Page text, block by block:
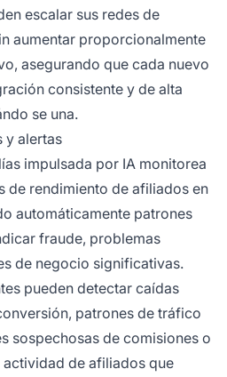
escalar sus redes de
aumentar proporcionalmente
asegurando que cada nuevo
consistente y de alta
se una.
y alertas
impulsada por IA monitorea
de rendimiento de afiliados en
automáticamente patrones
fraude, problemas
de negocio significativas.
pueden detectar caídas
patrones de tráfico
sospechosas de comisiones o
de afiliados que